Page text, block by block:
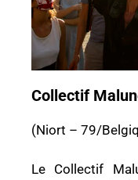
Collectif
(Niort – 79/
Le Collectif